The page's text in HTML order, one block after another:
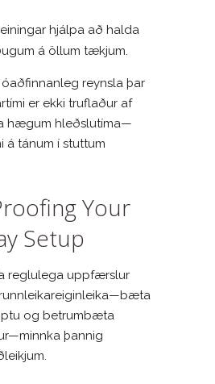
hjálpa að halda
á öllum tækjum.
reynsla þar
er ekki truflaður af
hægum hleðslutíma—
á tánum í stuttum
Your
Setup
reglulega uppfærslur
og betrumbæta
þannig